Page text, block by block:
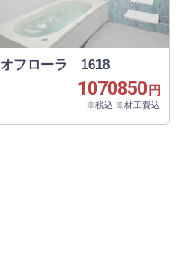
オフローラ 1618
1070850 円
※税込 ※材工費込